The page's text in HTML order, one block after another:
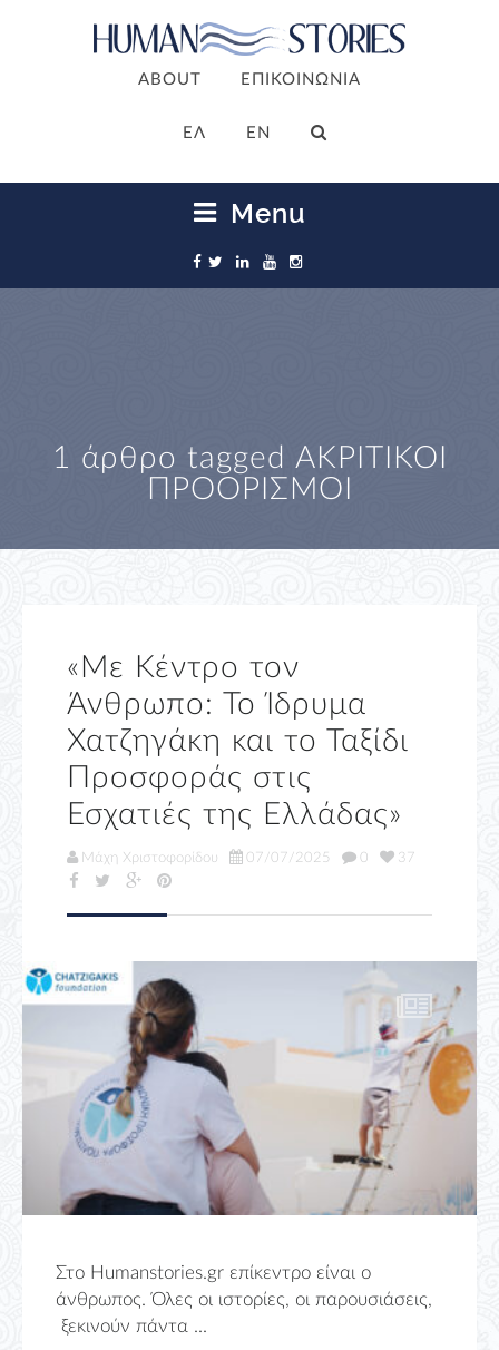
ABOUT ΕΠΙΚΟΙΝΩΝΙΑ
ΕΛ EN
Menu
1 άρθρο tagged ΑΚΡΙΤΙΚΟΙ
ΠΡΟΟΡΙΣΜΟΙ
«Με Κέντρο τον
Άνθρωπο: Το Ίδρυμα
Χατζηγάκη και το Ταξίδι
Προσφοράς στις
Εσχατιές της Ελλάδας»
Μάχη Χριστοφορίδου 07/07/2025 0 37
Στο Humanstories.gr επίκεντρο είναι ο
άνθρωπος. Όλες οι ιστορίες, οι παρουσιάσεις,
ξεκινούν πάντα ...